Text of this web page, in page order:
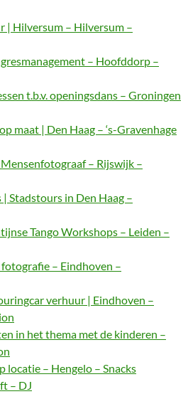
| Hilversum – Hilversum –
– Hoofddorp –
t.b.v. openingsdans – Groningen
maat | Den Haag – ‘s-Gravenhage
– Rijswijk –
Stadstours in Den Haag –
Tango Workshops – Leiden –
– Eindhoven –
verhuur | Eindhoven –
in het thema met de kinderen –
locatie – Hengelo – Snacks
– DJ